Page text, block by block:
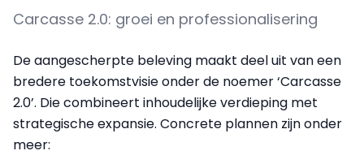
Carcasse 2.0: groei en professionalisering
De aangescherpte beleving maakt deel uit van een
bredere toekomstvisie onder de noemer ‘Carcasse
2.0’. Die combineert inhoudelijke verdieping met
strategische expansie. Concrete plannen zijn onder
meer: